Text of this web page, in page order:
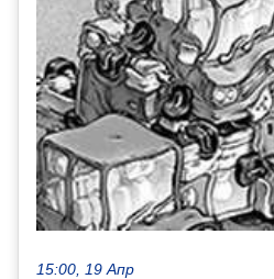
15:00, 19 Апр